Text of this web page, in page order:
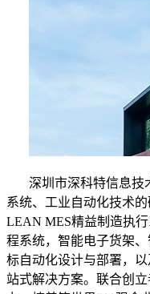
深圳市深科特信息技
系统、工业自动化技术
LEAN MES精益制造执
程系统，智能电子货架
标自动化设计与部署，
站式解决方案。联合创